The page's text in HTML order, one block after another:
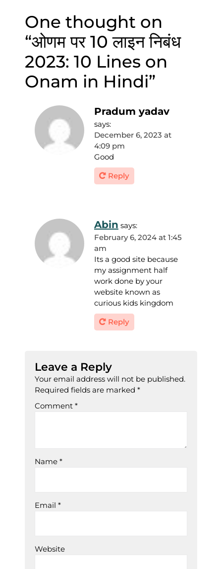
One thought on
“ओणम पर 10 लाइन निबंध
2023: 10 Lines on
Onam in Hindi”
Pradum yadav
says:
December 6, 2023 at
4:09 pm
Good
Reply
Abin says:
February 6, 2024 at 1:45
am
Its a good site because
my assignment half
work done by your
website known as
curious kids kingdom
Reply
Leave a Reply
Your email address will not be published.
Required fields are marked *
Comment *
Name *
Email *
Website